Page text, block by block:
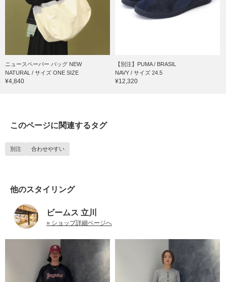
ニュースペーパー バッグ NEW
NATURAL / サイズ ONE SIZE
¥4,840
【別注】PUMA / BRASIL
NAVY / サイズ 24.5
¥12,320
このページに関連するタグ
別注 合わせやすい
他のスタイリング
ビームス 立川
» ショップ詳細ページへ